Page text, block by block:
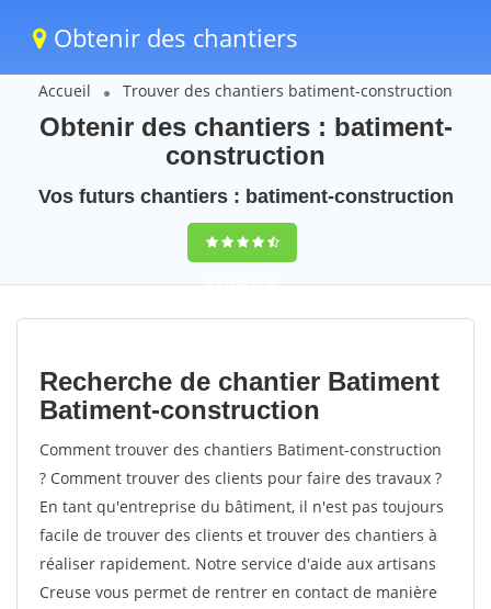
Obtenir des chantiers
Accueil Trouver des chantiers batiment-construction
Obtenir des chantiers : batiment-
construction
Vos futurs chantiers : batiment-construction
9,5(100%)48
votes
Recherche de chantier Batiment
Batiment-construction
Comment trouver des chantiers Batiment-construction
? Comment trouver des clients pour faire des travaux ?
En tant qu'entreprise du bâtiment, il n'est pas toujours
facile de trouver des clients et trouver des chantiers à
réaliser rapidement. Notre service d'aide aux artisans
Creuse vous permet de rentrer en contact de manière